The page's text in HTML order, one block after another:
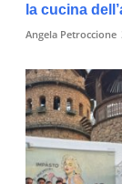
la cucina
Angela Petroccione